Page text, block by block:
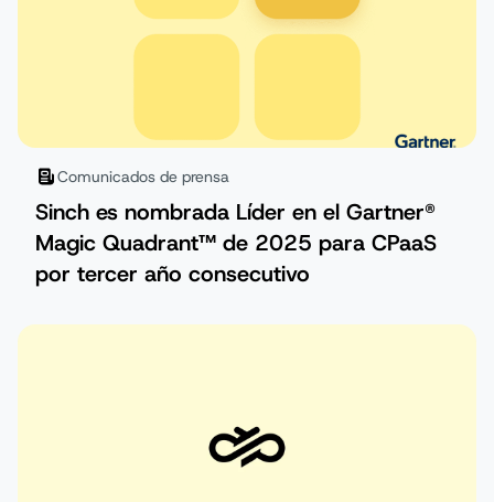
Comunicados de prensa
Sinch es nombrada Líder en el Gartner®
Magic Quadrant™ de 2025 para CPaaS
por tercer año consecutivo